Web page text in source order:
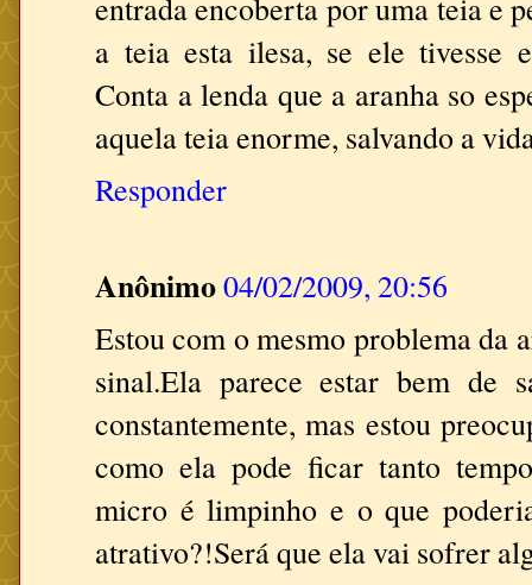
a teia esta ilesa, se ele tivesse
Conta a lenda que a aranha so
aquela teia enorme, salvando a
Responder
Anônimo04/02/2009, 20:56
Estou com o mesmo problema da
sinal.Ela parece estar bem de
constantemente, mas estou
como ela pode ficar tanto
micro é limpinho e o que
atrativo?!Será que ela vai sofrer